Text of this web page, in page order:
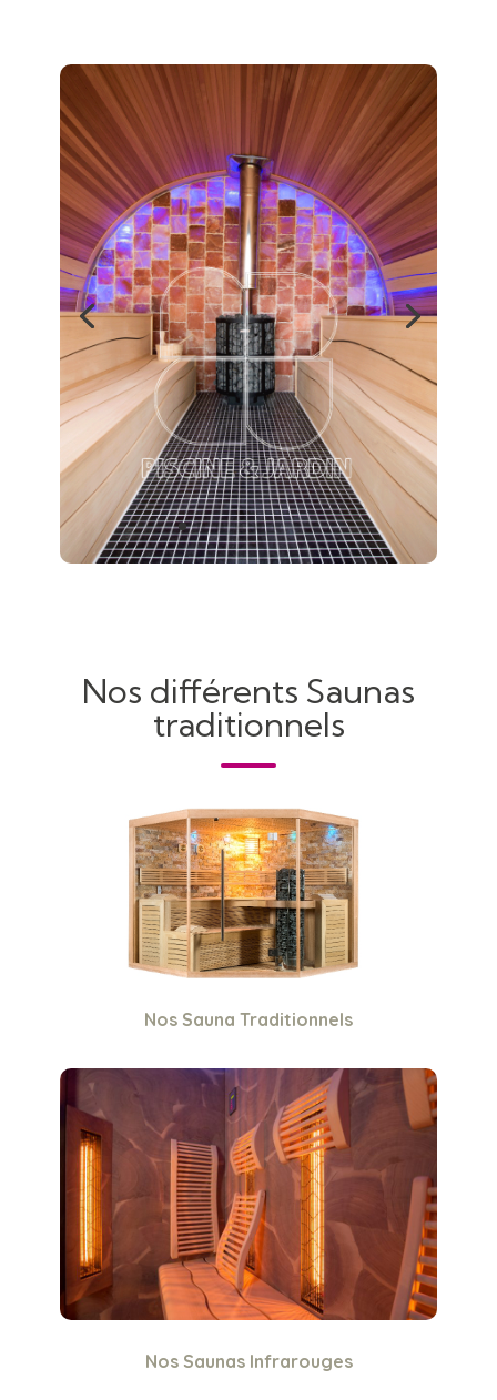
Nos différents Saunas
traditionnels
Nos Sauna Traditionnels
Nos Saunas Infrarouges